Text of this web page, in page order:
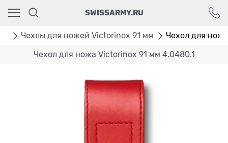
SWISSARMY.RU
Чехлы для ножей Victorinox 91 мм Чехол для
Чехол для ножа Victorinox 91 мм 4.0480.1
Ваш город - Москва,
угадали?
ДА НЕТ